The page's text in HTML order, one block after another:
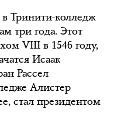
Тринити-колледж
три года. Этот
VIII в 1546 году,
Исаак
Рассел
Алистер
стал президентом